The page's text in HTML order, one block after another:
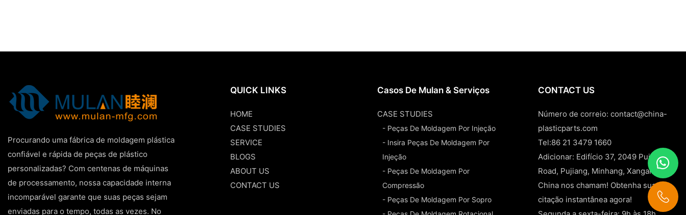
Procurando uma fábrica de moldagem plástica
confiável e rápida de peças de plástico
personalizadas? Com centenas de máquinas
de processamento, nossa capacidade interna
incomparável garante que suas peças sejam
enviadas para o tempo, todas as vezes. No
QUICK LINKS
HOME
CASE STUDIES
SERVICE
BLOGS
ABOUT US
CONTACT US
Casos De Mulan & Serviços
CASE STUDIES
- Peças De Moldagem Por Injeção
- Insira Peças De Moldagem Por
Injeção
- Peças De Moldagem Por
Compressão
- Peças De Moldagem Por Sopro
CONTACT US
Número de correio:contact@china-
plasticparts.com
Tel:86 21 3479 1660
Adicionar: Edifício 37, 2049 Pujin
Road, Pujiang, Minhang, Xangai e
China nos chamam! Obtenha sua
citação instantânea agora!